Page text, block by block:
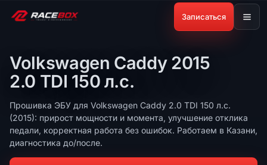
Записаться
Volkswagen Caddy 2015
2.0 TDI 150 л.с.
Прошивка ЭБУ для Volkswagen Caddy 2.0 TDI 150 л.с.
(2015): прирост мощности и момента, улучшение отклика
педали, корректная работа без ошибок. Работаем в Казани,
диагностика до/после.